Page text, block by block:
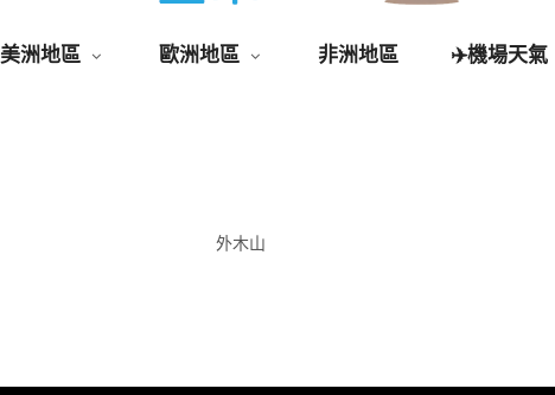
美洲地區 歐洲地區 非洲地區 ✈️機場天氣
外木山